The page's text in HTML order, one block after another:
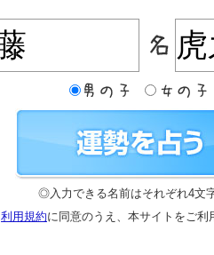
◎入力できる名前はそれぞれ4文
利用規約に同意のうえ、本サイトをご利